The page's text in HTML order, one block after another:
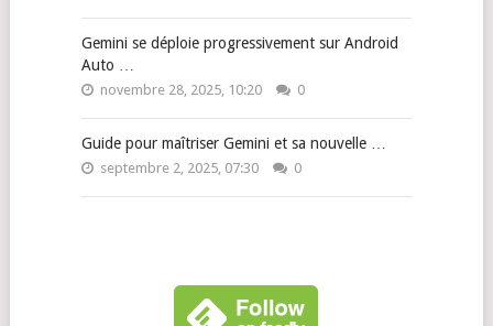
Gemini se déploie progressivement sur Android
Auto …
novembre 28, 2025, 10:20 0
Guide pour maîtriser Gemini et sa nouvelle …
septembre 2, 2025, 07:30 0